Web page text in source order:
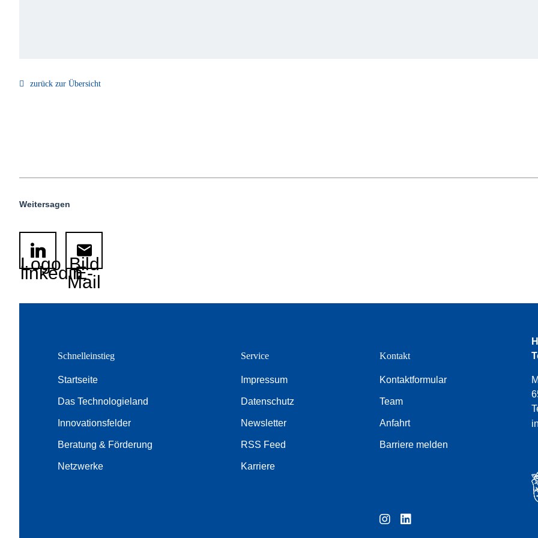
zurück zur Übersicht
Weitersagen
Logo
linkedinBild
E-
Mail
Schnelleinstieg
Startseite
Das Technologieland
Innovationsfelder
Beratung & Förderung
Netzwerke
Service
Impressum
Datenschutz
Newsletter
RSS Feed
Karriere
Kontakt
Kontaktformular
Team
Anfahrt
Barriere melden